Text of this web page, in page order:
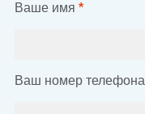
Ваше имя *
Ваш номер телефона